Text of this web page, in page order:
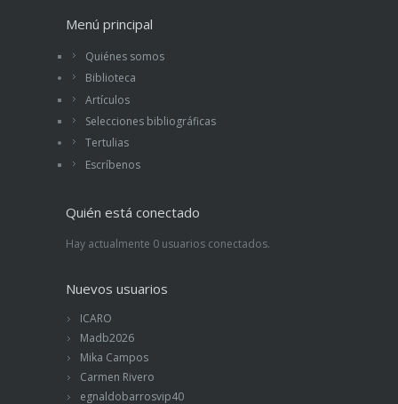
Menú principal
Quiénes somos
Biblioteca
Artículos
Selecciones bibliográficas
Tertulias
Escríbenos
Quién está conectado
Hay actualmente 0 usuarios conectados.
Nuevos usuarios
ICARO
Madb2026
Mika Campos
Carmen Rivero
egnaldobarrosvip40